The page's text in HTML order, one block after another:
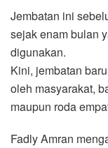
Jembatan ini
sejak enam bulan
digunakan.
Kini, jembatan
oleh masyarakat,
maupun roda
Fadly Amran